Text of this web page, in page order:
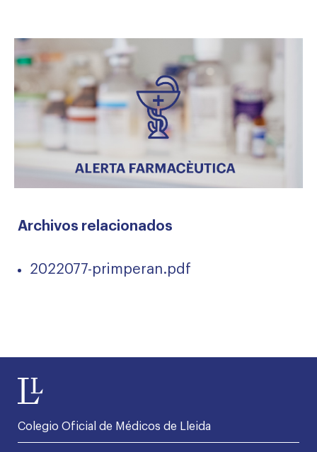
Archivos relacionados
2022077-primperan.pdf
Colegio Oficial de Médicos de Lleida